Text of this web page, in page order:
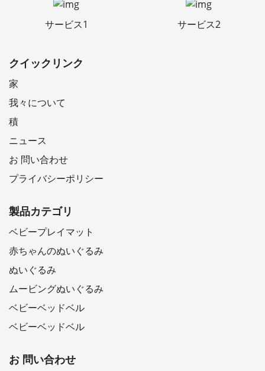
サービス1 サービス2
クイックリンク
家
我々について
積
ニュース
お 問い合わせ
プライバシーポリシー
製品カテゴリ
ベビープレイマット
赤ちゃんのぬいぐるみ
ぬいぐるみ
ムービングぬいぐるみ
ベビーベッドベル
ベビーベッドベル
お 問い合わせ